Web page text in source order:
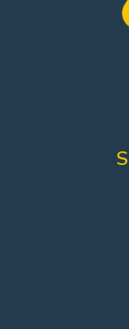
Controlli
Packing